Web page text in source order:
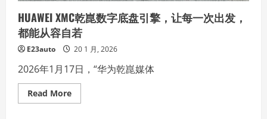
能
用
车”
纪
HUAWEI XMC乾崑数字底盘引擎，让每一次出发，
都能从容自若
E23auto 20 1 月, 2026
2026年1月17日，“华为乾崑媒体
Read MoreRead
more